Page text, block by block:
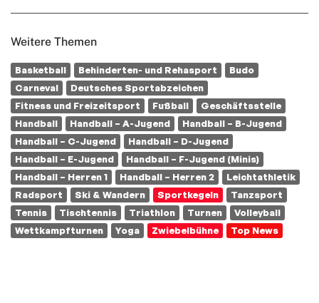
Weitere Themen
Basketball Behinderten- und Rehasport
Budo
Carneval
Deutsches Sportabzeichen
Fitness und Freizeitsport
Fußball
Geschäftsstelle
Handball
Handball – A-Jugend
Handball – B-Jugend
Handball – C-Jugend
Handball – D-Jugend
Handball – E-Jugend
Handball – F-Jugend (Minis)
Handball – Herren 1
Handball – Herren 2
Leichtathletik
Radsport
Ski & Wandern Sportkegeln
Tanzsport
Tennis
Tischtennis Triathlon Turnen
Volleyball
Wettkampfturnen
Yoga Zwiebelbühne Top News